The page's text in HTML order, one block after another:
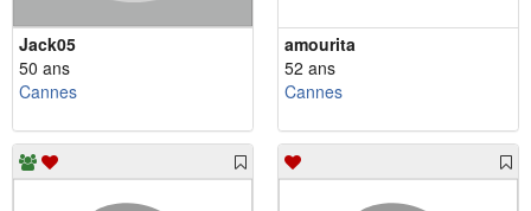
Jack05
50 ans
Cannes
amourita
52 ans
Cannes